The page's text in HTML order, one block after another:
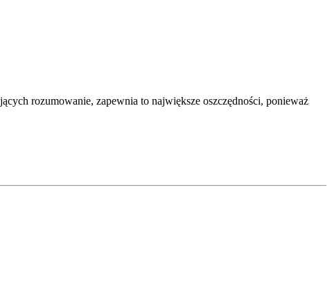
rozumowanie, zapewnia to największe oszczędności, ponieważ